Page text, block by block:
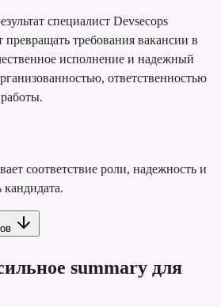
специалист Devsecops
превращать требования вакансии в
исполнение и надежный
ответственностью
соответствие роли, надежность и
summary для